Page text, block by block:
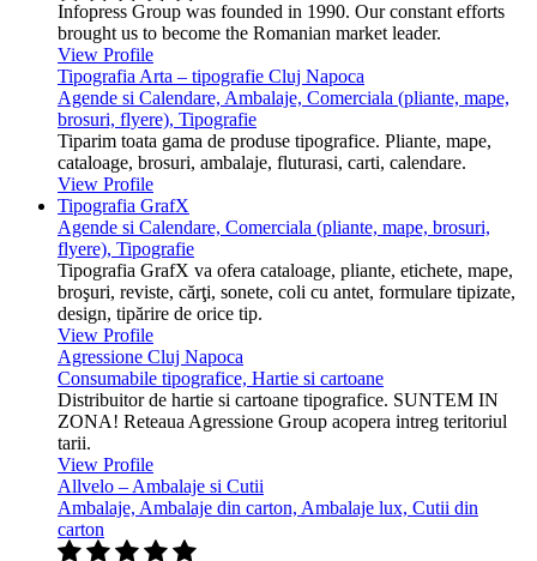
Infopress Group was founded in 1990. Our constant efforts
brought us to become the Romanian market leader.
View Profile
Tipografia Arta – tipografie Cluj Napoca
Agende si Calendare, Ambalaje, Comerciala (pliante, mape,
brosuri, flyere), Tipografie
Tiparim toata gama de produse tipografice. Pliante, mape,
cataloage, brosuri, ambalaje, fluturasi, carti, calendare.
View Profile
Tipografia GrafX
Agende si Calendare, Comerciala (pliante, mape, brosuri,
flyere), Tipografie
Tipografia GrafX va ofera cataloage, pliante, etichete, mape,
broşuri, reviste, cărţi, sonete, coli cu antet, formulare tipizate,
design, tipărire de orice tip.
View Profile
Agressione Cluj Napoca
Consumabile tipografice, Hartie si cartoane
Distribuitor de hartie si cartoane tipografice. SUNTEM IN
ZONA! Reteaua Agressione Group acopera intreg teritoriul
tarii.
View Profile
Allvelo – Ambalaje si Cutii
Ambalaje, Ambalaje din carton, Ambalaje lux, Cutii din
carton